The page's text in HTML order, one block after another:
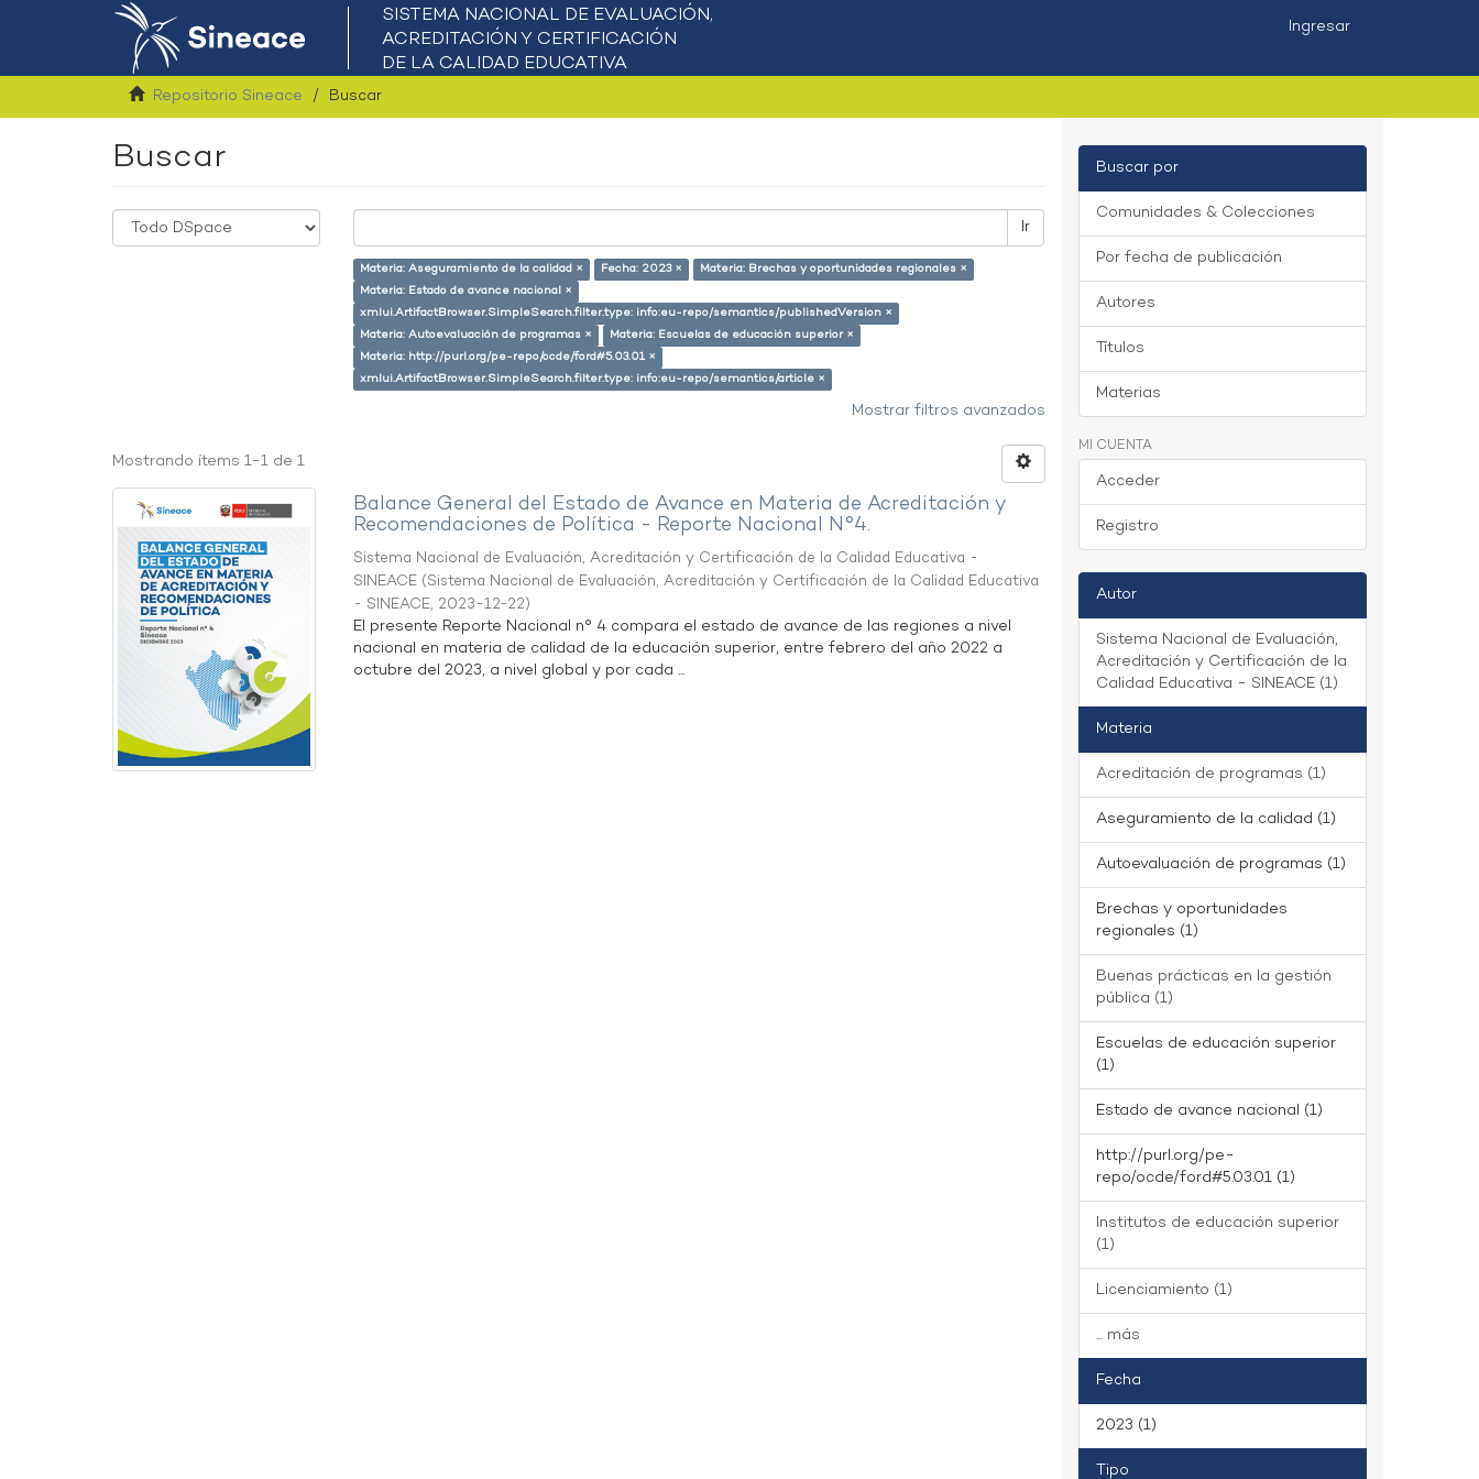
Ingresar
Repositorio Sineace Buscar
Buscar
Ir
Materia: Aseguramiento de la calidad × Fecha: 2023 ×
Materia: Brechas y oportunidades regionales ×
Materia: Estado de avance nacional ×
xmlui.ArtifactBrowser.SimpleSearch.filter.type: info:eu-repo/semantics/publishedVersion ×
Materia: Autoevaluación de programas ×
Materia: Escuelas de educación superior ×
Materia: http://purl.org/pe-repo/ocde/ford#5.03.01 ×
xmlui.ArtifactBrowser.SimpleSearch.filter.type: info:eu-repo/semantics/article ×
Mostrar filtros avanzados
Mostrando ítems 1-1 de 1
Balance General del Estado de Avance en Materia de Acreditación y
Recomendaciones de Política - Reporte Nacional N°4.
Sistema Nacional de Evaluación, Acreditación y Certificación de la Calidad Educativa -
SINEACE (Sistema Nacional de Evaluación, Acreditación y Certificación de la Calidad Educativa
- SINEACE, 2023-12-22)
El presente Reporte Nacional n° 4 compara el estado de avance de las regiones a nivel
nacional en materia de calidad de la educación superior, entre febrero del año 2022 a
octubre del 2023, a nivel global y por cada ...
Buscar por
Comunidades & Colecciones
Por fecha de publicación
Autores
Títulos
Materias
MI CUENTA
Acceder
Registro
Autor
Sistema Nacional de Evaluación,
Acreditación y Certificación de la
Calidad Educativa - SINEACE (1)
Materia
Acreditación de programas (1)
Aseguramiento de la calidad (1)
Autoevaluación de programas (1)
Brechas y oportunidades
regionales (1)
Buenas prácticas en la gestión
pública (1)
Escuelas de educación superior
(1)
Estado de avance nacional (1)
http://purl.org/pe-
repo/ocde/ford#5.03.01 (1)
Institutos de educación superior
(1)
Licenciamiento (1)
... más
Fecha
2023 (1)
Tipo